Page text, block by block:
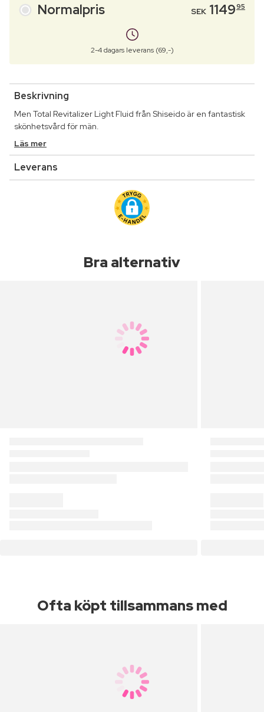
Normalpris SEK 114995
2-4 dagars leverans (69,-)
Beskrivning
Men Total Revitalizer Light Fluid från Shiseido är en fantastisk
skönhetsvård för män.
Läs mer
Leverans
Bra alternativ
Ofta köpt tillsammans med